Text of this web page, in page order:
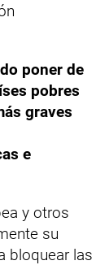
poner de
pobres
graves
e
y otros
su
bloquear las